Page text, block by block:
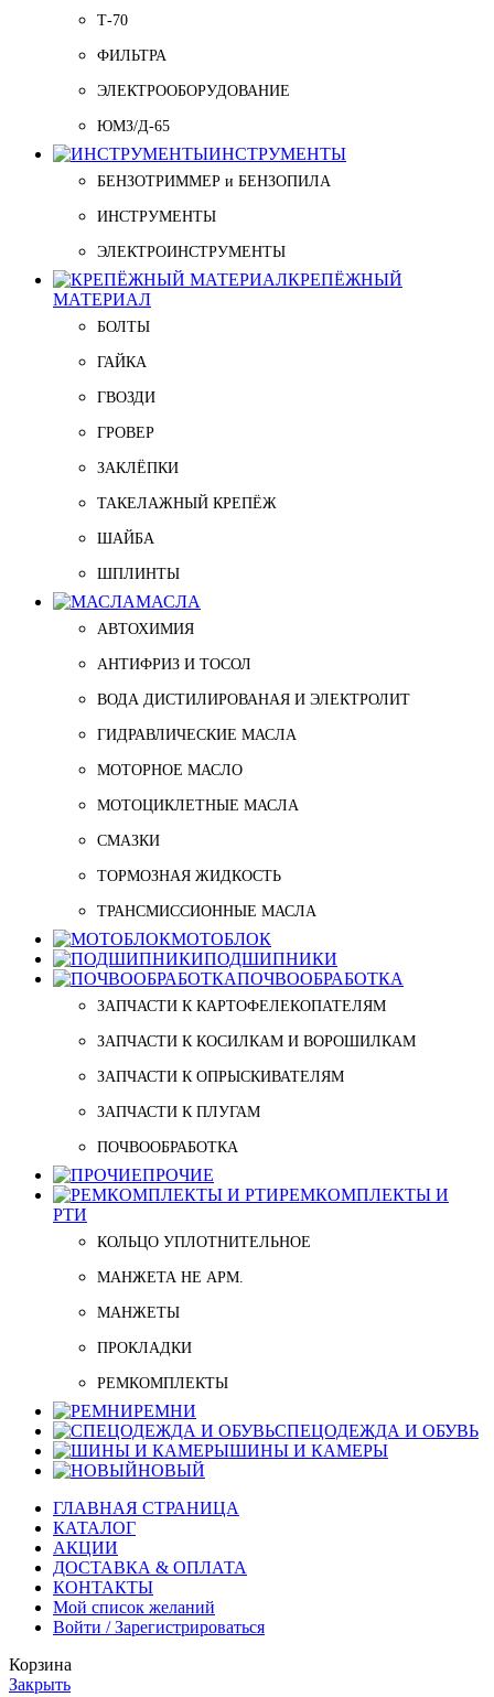
Т-70
ФИЛЬТРА
ЭЛЕКТРООБОРУДОВАНИЕ
ЮМЗ/Д-65
ИНСТРУМЕНТЫ
БЕНЗОТРИММЕР и БЕНЗОПИЛА
ИНСТРУМЕНТЫ
ЭЛЕКТРОИНСТРУМЕНТЫ
КРЕПЁЖНЫЙ
МАТЕРИАЛ
БОЛТЫ
ГАЙКА
ГВОЗДИ
ГРОВЕР
ЗАКЛЁПКИ
ТАКЕЛАЖНЫЙ КРЕПЁЖ
ШАЙБА
ШПЛИНТЫ
МАСЛА
АВТОХИМИЯ
АНТИФРИЗ И ТОСОЛ
ВОДА ДИСТИЛИРОВАНАЯ И ЭЛЕКТРОЛИТ
ГИДРАВЛИЧЕСКИЕ МАСЛА
МОТОРНОЕ МАСЛО
МОТОЦИКЛЕТНЫЕ МАСЛА
СМАЗКИ
ТОРМОЗНАЯ ЖИДКОСТЬ
ТРАНСМИССИОННЫЕ МАСЛА
МОТОБЛОК
ПОДШИПНИКИ
ПОЧВООБРАБОТКА
ЗАПЧАСТИ К КАРТОФЕЛЕКОПАТЕЛЯМ
ЗАПЧАСТИ К КОСИЛКАМ И ВОРОШИЛКАМ
ЗАПЧАСТИ К ОПРЫСКИВАТЕЛЯМ
ЗАПЧАСТИ К ПЛУГАМ
ПОЧВООБРАБОТКА
ПРОЧИЕ
РЕМКОМПЛЕКТЫ И
РТИ
КОЛЬЦО УПЛОТНИТЕЛЬНОЕ
МАНЖЕТА НЕ АРМ.
МАНЖЕТЫ
ПРОКЛАДКИ
РЕМКОМПЛЕКТЫ
РЕМНИ
СПЕЦОДЕЖДА И ОБУВЬ
ШИНЫ И КАМЕРЫ
НОВЫЙ
ГЛАВНАЯ СТРАНИЦА
КАТАЛОГ
АКЦИИ
ДОСТАВКА & ОПЛАТА
КОНТАКТЫ
Мой список желаний
Войти / Зарегистрироваться
Корзина
Закрыть